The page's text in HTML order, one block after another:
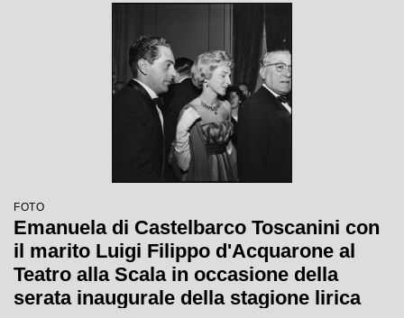
FOTO
Emanuela di Castelbarco Toscanini con
il marito Luigi Filippo d'Acquarone al
Teatro alla Scala in occasione della
serata inaugurale della stagione lirica